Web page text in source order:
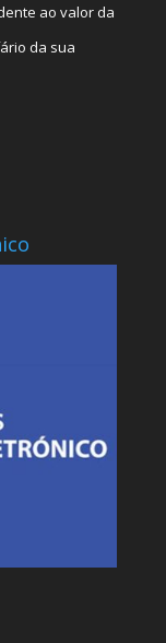
ao valor da
da sua